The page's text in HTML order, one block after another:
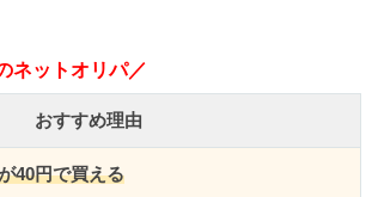
ネットオリパ／
おすすめ理由
40円で買える